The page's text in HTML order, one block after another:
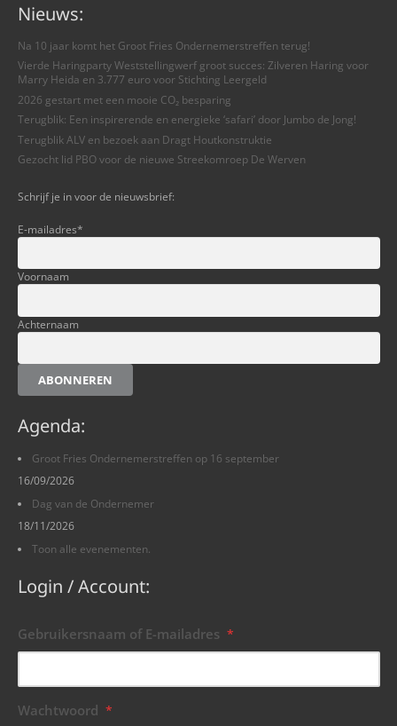
Nieuws:
Na 10 jaar komt het Groot Fries Ondernemerstreffen terug!
Vierde Haringparty Weststellingwerf groot succes: Zilveren Haring voor
Marry Heida en 3.777 euro voor Stichting Leergeld
2026 gestart met een mooie CO₂ besparing
Terugblik: Een inspirerende en energieke ‘safari’ door Jumbo de Jong!
Terugblik ALV en bezoek aan Dragt Houtkonstruktie
Gezocht lid PBO voor de nieuwe Streekomroep De Werven
Schrijf je in voor de nieuwsbrief:
E-mailadres*
Voornaam
Achternaam
ABONNEREN
Agenda:
Groot Fries Ondernemerstreffen op 16 september
16/09/2026
Dag van de Ondernemer
18/11/2026
Toon alle evenementen.
Login / Account:
Gebruikersnaam of E-mailadres *
Wachtwoord *